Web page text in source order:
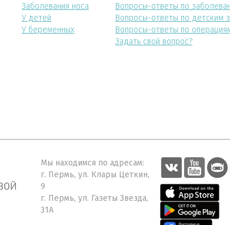
Заболевания носа
У детей
У беременных
Вопросы-ответы по
Вопросы-ответы по детским
Вопросы-ответы по
Задать свой вопрос?
Мы находимся по адресам:
г. Пермь, ул. Клары Цеткин,
9
г. Пермь, ул. Газеты Звезда,
31А